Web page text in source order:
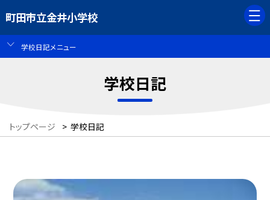
町田市立金井小学校
学校日記メニュー
学校日記
トップページ > 学校日記